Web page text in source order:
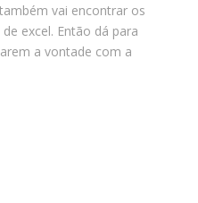
vai encontrar os
excel. Então dá para
a vontade com a